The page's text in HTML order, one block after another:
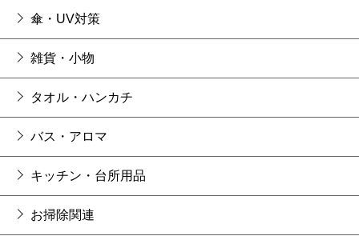
傘・UV対策
雑貨・小物
タオル・ハンカチ
バス・アロマ
キッチン・台所用品
お掃除関連